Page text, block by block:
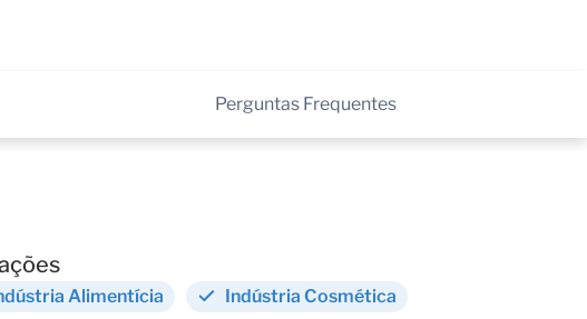
Perguntas Frequentes
Alimentícia
Indústria Cosmética